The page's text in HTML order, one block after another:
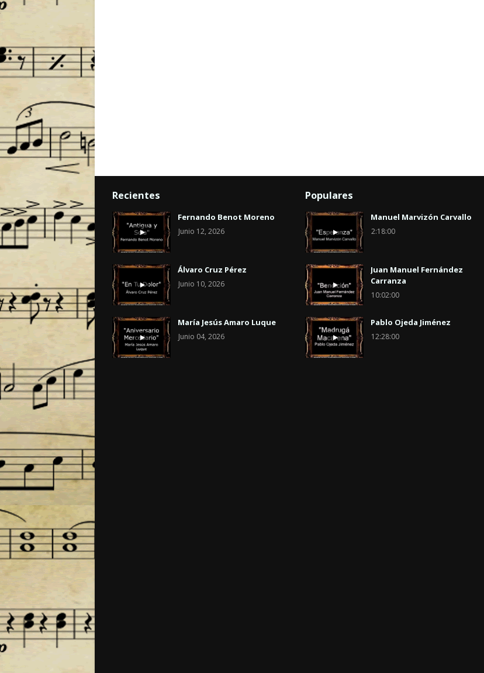
Recientes
Fernando Benot Moreno
Junio 12, 2026
Álvaro Cruz Pérez
Junio 10, 2026
María Jesús Amaro Luque
Junio 04, 2026
Populares
Manuel Marvizón Carvallo
2:18:00
Juan Manuel Fernández
Carranza
10:02:00
Pablo Ojeda Jiménez
12:28:00